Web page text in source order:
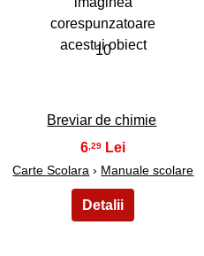
10
Breviar de chimie
6 ,29
Carte Scolara › Manuale scolare